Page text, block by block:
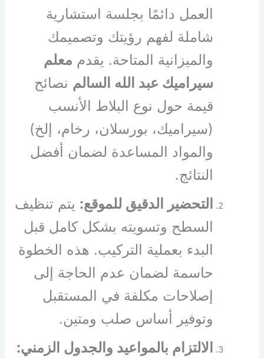
العمل دائمًا بجلسة استشارية
شاملة لفهم رؤيتك وتصميمك
والميزانية المتاحة. يقدم معلم
سيراميك عبد الله السالم نصائح
قيمة حول نوع البلاط الأنسب
(سيراميك، بورسلان، رخام، إلخ)
والمواد المساعدة لضمان أفضل
النتائج.
التحضير الدقيق للموقع: يتم تنظيف
السطح وتسويته بشكل كامل قبل
البدء بعملية التركيب. هذه الخطوة
حاسمة لضمان عدم الحاجة إلى
إصلاحات مكلفة في المستقبل
وتوفير أساس صلب ومتين.
الالتزام بالمواعيد والجدول الزمني: